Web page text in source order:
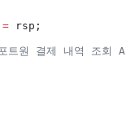
= rsp;
원 결제 내역 조회